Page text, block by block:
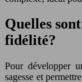
Quelles
fidélité?
Pour développer
sagesse et